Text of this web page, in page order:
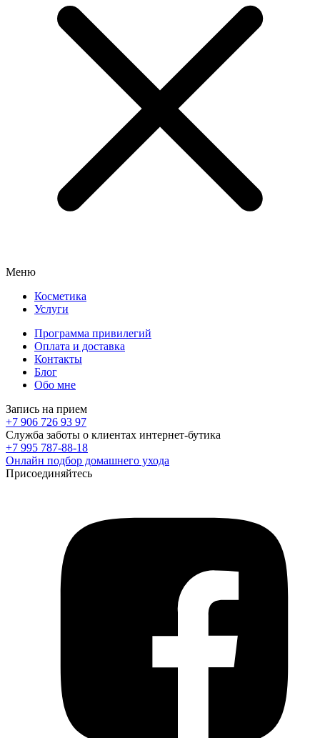
Меню
Косметика
Услуги
Программа привилегий
Оплата и доставка
Контакты
Блог
Обо мне
Запись на прием
+7 906 726 93 97
Служба заботы о клиентах интернет-бутика
+7 995 787-88-18
Онлайн подбор домашнего ухода
Присоединяйтесь